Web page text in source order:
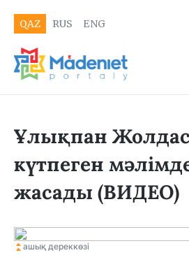
QAZ RUS ENG
Ұлықпан
күтпеген
жасады (ВИДЕО)
ашық дереккөзі